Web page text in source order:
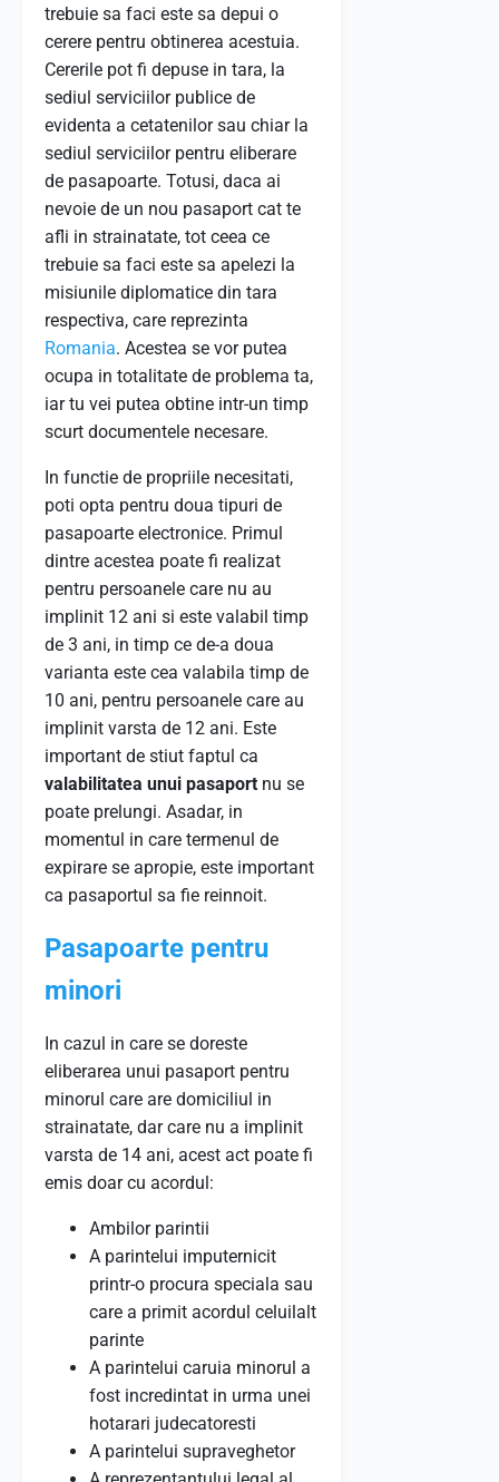
trebuie sa faci este sa depui o
cerere pentru obtinerea acestuia.
Cererile pot fi depuse in tara, la
sediul serviciilor publice de
evidenta a cetatenilor sau chiar la
sediul serviciilor pentru eliberare
de pasapoarte. Totusi, daca ai
nevoie de un nou pasaport cat te
afli in strainatate, tot ceea ce
trebuie sa faci este sa apelezi la
misiunile diplomatice din tara
respectiva, care reprezinta
Romania. Acestea se vor putea
ocupa in totalitate de problema ta,
iar tu vei putea obtine intr-un timp
scurt documentele necesare.
In functie de propriile necesitati,
poti opta pentru doua tipuri de
pasapoarte electronice. Primul
dintre acestea poate fi realizat
pentru persoanele care nu au
implinit 12 ani si este valabil timp
de 3 ani, in timp ce de-a doua
varianta este cea valabila timp de
10 ani, pentru persoanele care au
implinit varsta de 12 ani. Este
important de stiut faptul ca
valabilitatea unui pasaport nu se
poate prelungi. Asadar, in
momentul in care termenul de
expirare se apropie, este important
ca pasaportul sa fie reinnoit.
Pasapoarte pentru
minori
In cazul in care se doreste
eliberarea unui pasaport pentru
minorul care are domiciliul in
strainatate, dar care nu a implinit
varsta de 14 ani, acest act poate fi
emis doar cu acordul:
Ambilor parintii
A parintelui imputernicit
printr-o procura speciala sau
care a primit acordul celuilalt
parinte
A parintelui caruia minorul a
fost incredintat in urma unei
hotarari judecatoresti
A parintelui supraveghetor